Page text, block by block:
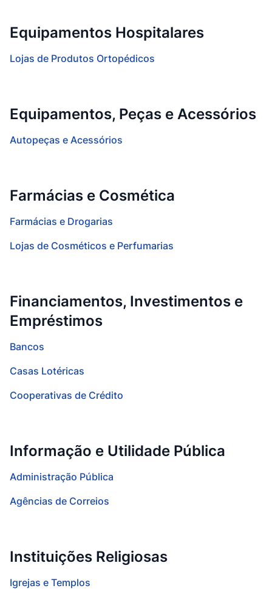
Equipamentos Hospitalares
Lojas de Produtos Ortopédicos
Equipamentos, Peças e Acessórios
Autopeças e Acessórios
Farmácias e Cosmética
Farmácias e Drogarias
Lojas de Cosméticos e Perfumarias
Financiamentos, Investimentos e
Empréstimos
Bancos
Casas Lotéricas
Cooperativas de Crédito
Informação e Utilidade Pública
Administração Pública
Agências de Correios
Instituições Religiosas
Igrejas e Templos